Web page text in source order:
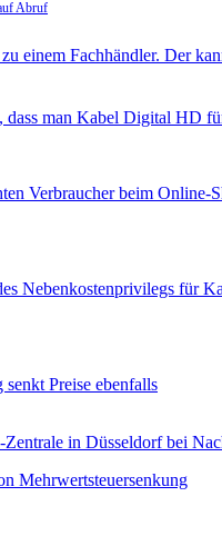
Abruf
zu einem Fachhändler. Der
dass man Kabel Digital HD
Verbraucher beim Online-
Nebenkostenprivilegs für
Preise ebenfalls
Mehrwertsteuersenkung